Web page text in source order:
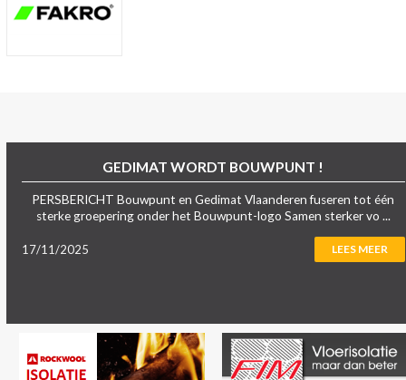
GEDIMAT WORDT BOUWPUNT !
PERSBERICHT Bouwpunt en Gedimat Vlaanderen fuseren tot één
sterke groepering onder het Bouwpunt-logo Samen sterker vo ...
17/11/2025 LEES MEER